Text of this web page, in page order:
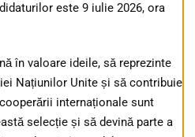
este 9 iulie 2026, ora
în valoare ideile, să reprezinte
Națiunilor Unite și să contribuie
internaționale sunt
selecție și să devină parte a